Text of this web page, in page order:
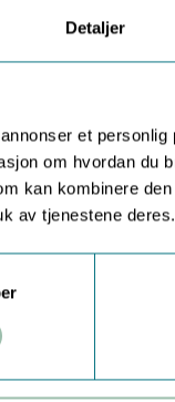
Detaljer
et
om hvordan du
kan kombinere
av tjenestene deres.